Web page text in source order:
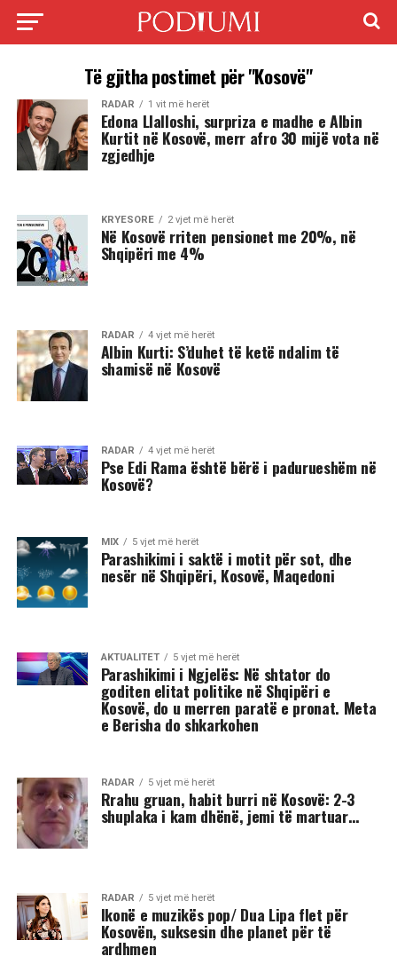
Të gjitha postimet për "Kosovë"
RADAR 1 vit më herët
Edona Llalloshi, surpriza e madhe e Albin
Kurtit në Kosovë, merr afro 30 mijë vota në
zgjedhje
KRYESORE 2 vjet më herët
Në Kosovë rriten pensionet me 20%, në
Shqipëri me 4%
RADAR 4 vjet më herët
Albin Kurti: S’duhet të ketë ndalim të
shamisë në Kosovë
RADAR 4 vjet më herët
Pse Edi Rama është bërë i padurueshëm në
Kosovë?
MIX 5 vjet më herët
Parashikimi i saktë i motit për sot, dhe
nesër në Shqipëri, Kosovë, Maqedoni
AKTUALITET 5 vjet më herët
Parashikimi i Ngjelës: Në shtator do
goditen elitat politike në Shqipëri e
Kosovë, do u merren paratë e pronat. Meta
e Berisha do shkarkohen
RADAR 5 vjet më herët
Rrahu gruan, habit burri në Kosovë: 2-3
shuplaka i kam dhënë, jemi të martuar…
RADAR 5 vjet më herët
Ikonë e muzikës pop/ Dua Lipa flet për
Kosovën, suksesin dhe planet për të
ardhmen